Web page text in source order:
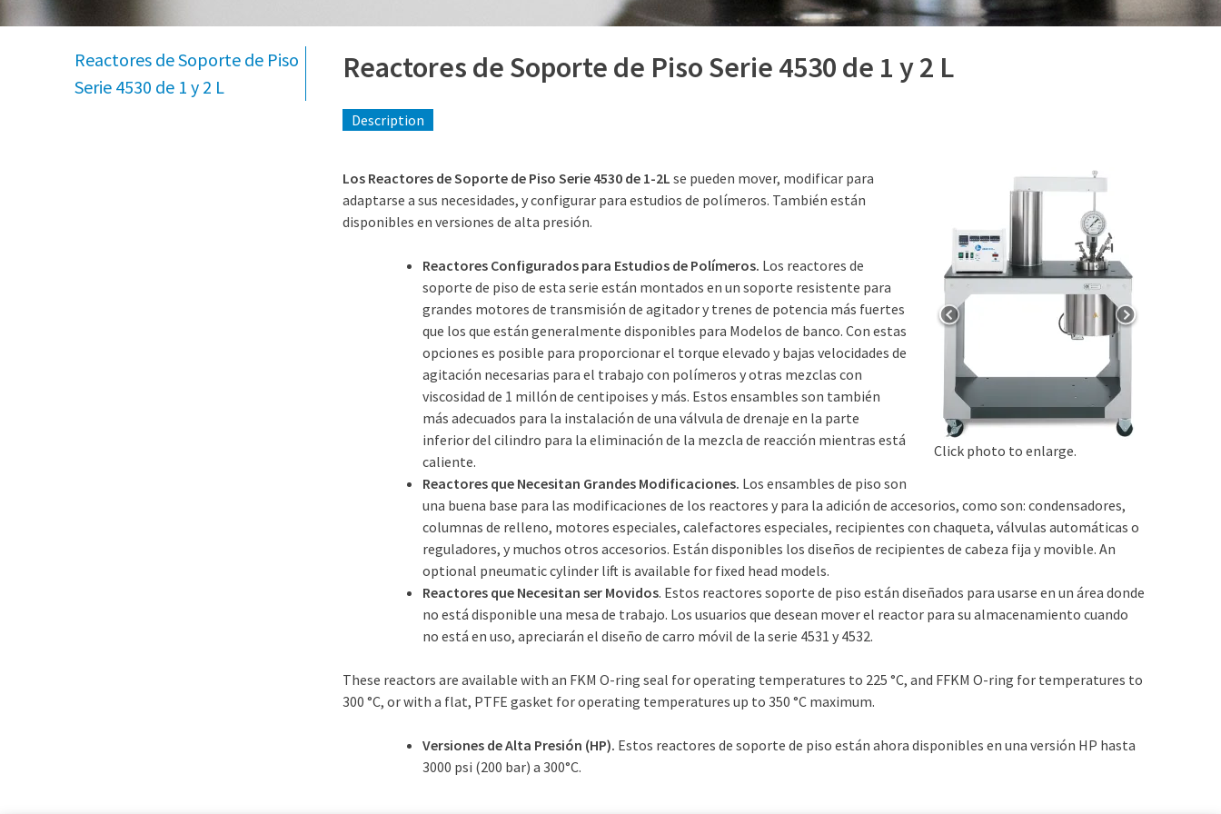
(309) 762-7716
Reactores de Soporte de Piso
Serie 4530 de 1 y 2 L
Reactores de Soporte de Piso Serie 4530 de 1 y 2 L
Description
Click photo to enlarge.
Los Reactores de Soporte de Piso Serie 4530 de 1-2L se pueden mover, modificar para
adaptarse a sus necesidades, y configurar para estudios de polímeros. También están
disponibles en versiones de alta presión.
Reactores Configurados para Estudios de Polímeros. Los reactores de
soporte de piso de esta serie están montados en un soporte resistente para
grandes motores de transmisión de agitador y trenes de potencia más fuertes
que los que están generalmente disponibles para Modelos de banco. Con estas
opciones es posible para proporcionar el torque elevado y bajas velocidades de
agitación necesarias para el trabajo con polímeros y otras mezclas con
viscosidad de 1 millón de centipoises y más. Estos ensambles son también
más adecuados para la instalación de una válvula de drenaje en la parte
inferior del cilindro para la eliminación de la mezcla de reacción mientras está
caliente.
Reactores que Necesitan Grandes Modificaciones. Los ensambles de piso son
una buena base para las modificaciones de los reactores y para la adición de accesorios, como son: condensadores,
columnas de relleno, motores especiales, calefactores especiales, recipientes con chaqueta, válvulas automáticas o
reguladores, y muchos otros accesorios. Están disponibles los diseños de recipientes de cabeza fija y movible. An
optional pneumatic cylinder lift is available for fixed head models.
Reactores que Necesitan ser Movidos. Estos reactores soporte de piso están diseñados para usarse en un área donde
no está disponible una mesa de trabajo. Los usuarios que desean mover el reactor para su almacenamiento cuando
no está en uso, apreciarán el diseño de carro móvil de la serie 4531 y 4532.
These reactors are available with an FKM O-ring seal for operating temperatures to 225 °C, and FFKM O-ring for temperatures to
300 °C, or with a flat, PTFE gasket for operating temperatures up to 350 °C maximum.
Versiones de Alta Presión (HP). Estos reactores de soporte de piso están ahora disponibles en una versión HP hasta
3000 psi (200 bar) a 300°C.